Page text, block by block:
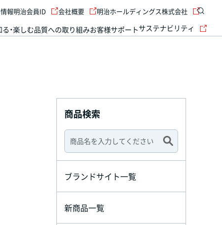
・楽しむ品質への取り組みお客様サポートサステナビリティ
報明治会員ID 会社概要 明治ホールディングス株式会社
商品検索
ブランドサイト一覧
新商品一覧